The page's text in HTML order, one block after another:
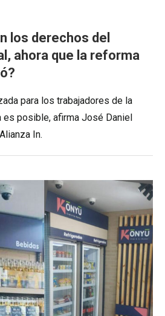
los derechos del
ahora que la reforma
para los trabajadores de la
es posible, afirma José Daniel
In.